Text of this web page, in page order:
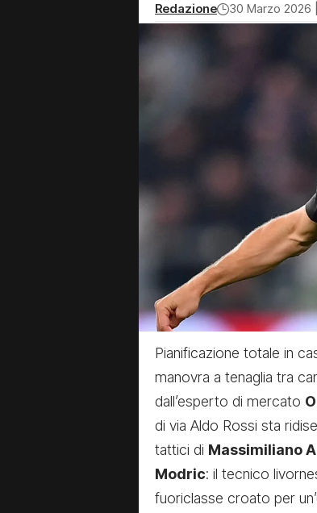
Redazione 30 Marzo 2026
Pianificazione totale in
manovra a tenaglia tra
dall’esperto di mercato
di via Aldo Rossi sta
tattici di Massimiliano
Modric: il tecnico
fuoriclasse croato per